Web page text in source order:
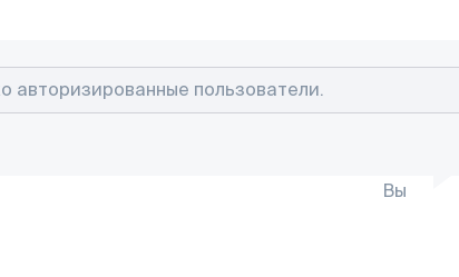
Вы